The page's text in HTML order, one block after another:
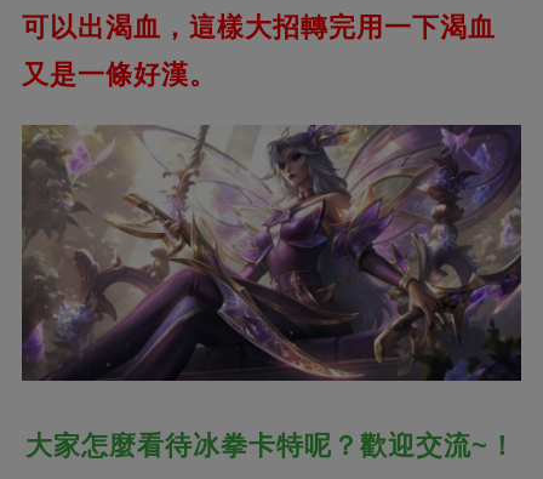
可以出渴血，這樣大招轉完用一下渴血
又是一條好漢。
大家怎麼看待冰拳卡特呢？歡迎交流~！